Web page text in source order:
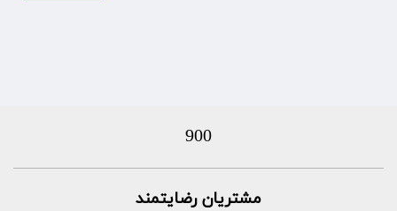
900
مشتریان رضایتمند